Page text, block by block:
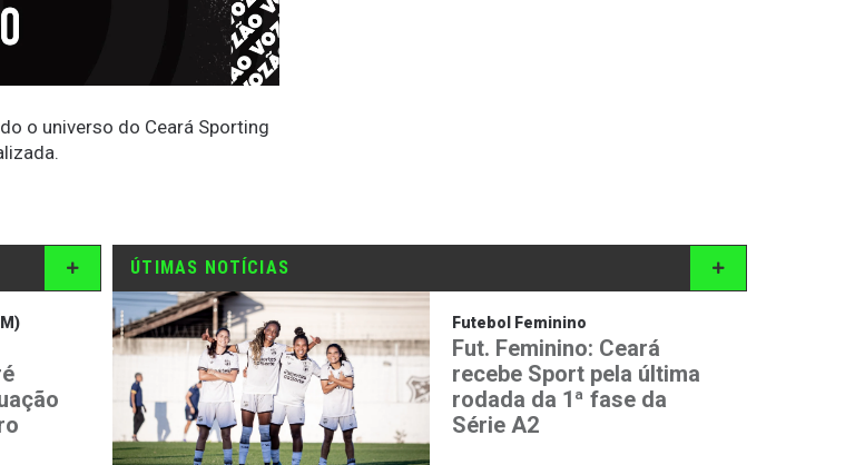
o universo do Ceará Sporting
ÚTIMAS NOTÍCIAS
Futebol Feminino
Fut. Feminino: Ceará
recebe Sport pela última
rodada da 1ª fase da
Série A2